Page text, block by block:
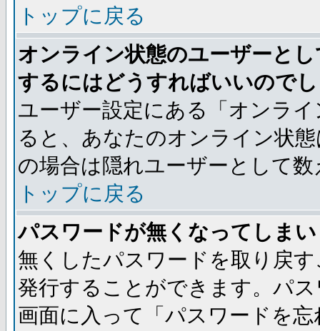
トップに戻る
オンライン状態のユーザーと
するにはどうすればいいので
ユーザー設定にある「オンラ
ると、あなたのオンライン状
の場合は隠れユーザーとして
トップに戻る
パスワードが無くなってしま
無くしたパスワードを取り戻
発行することができます。パ
画面に入って「パスワードを